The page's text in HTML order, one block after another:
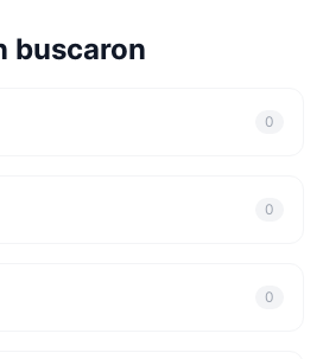
buscaron
0
0
0